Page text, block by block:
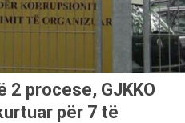
2 procese, GJKKO
për 7 të